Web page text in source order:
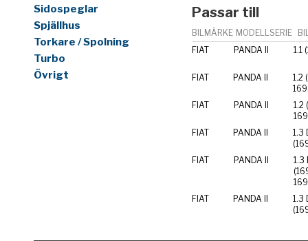
Sidospeglar
Spjällhus
Torkare / Spolning
Turbo
Övrigt
Passar till
BILMÄRKE MODELLSERIE
FIAT
PANDA II 1.1
FIAT PANDA II
1.2
FIAT
PANDA II
1.2
FIAT
PANDA II
1.3
FIAT
PANDA II
1.3
FIAT
PANDA II
1.3